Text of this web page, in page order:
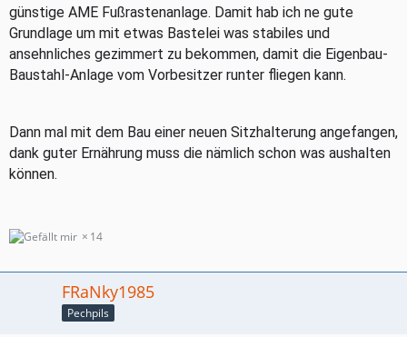
günstige AME Fußrastenanlage. Damit hab ich ne gute
Grundlage um mit etwas Bastelei was stabiles und
ansehnliches gezimmert zu bekommen, damit die Eigenbau-
Baustahl-Anlage vom Vorbesitzer runter fliegen kann.
Dann mal mit dem Bau einer neuen Sitzhalterung angefangen,
dank guter Ernährung muss die nämlich schon was aushalten
können.
14
FRaNky1985
Pechpils